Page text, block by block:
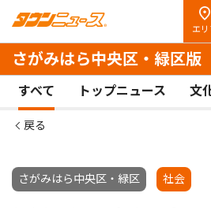
エリ
さがみはら中央区・緑区版
すべて トップニュース 文
戻る
さがみはら中央区・緑区 社会